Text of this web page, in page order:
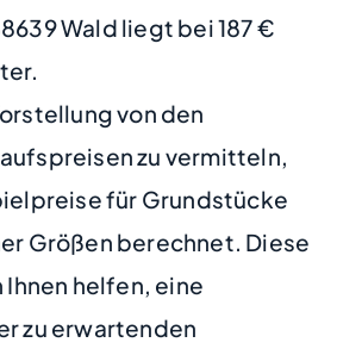
Wald liegt bei 187 €
von den
zu vermitteln,
für Grundstücke
Größen berechnet. Diese
helfen, eine
zu erwartenden